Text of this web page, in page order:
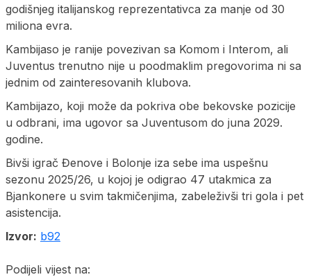
godišnjeg italijanskog reprezentativca za manje od 30
miliona evra.
Kambijaso je ranije povezivan sa Komom i Interom, ali
Juventus trenutno nije u poodmaklim pregovorima ni sa
jednim od zainteresovanih klubova.
Kambijazo, koji može da pokriva obe bekovske pozicije
u odbrani, ima ugovor sa Juventusom do juna 2029.
godine.
Bivši igrač Đenove i Bolonje iza sebe ima uspešnu
sezonu 2025/26, u kojoj je odigrao 47 utakmica za
Bjankonere u svim takmičenjima, zabeleživši tri gola i pet
asistencija.
Izvor: b92
Podijeli vijest na: